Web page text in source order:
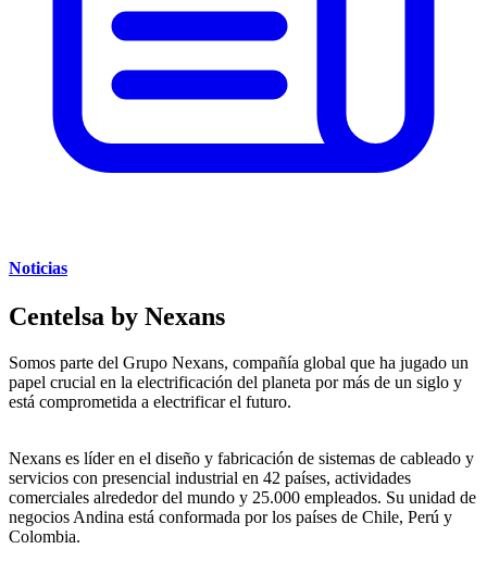
Noticias
Centelsa by Nexans
Somos parte del Grupo Nexans, compañía global que ha jugado un
papel crucial en la electrificación del planeta por más de un siglo y
está comprometida a electrificar el futuro.
Nexans es líder en el diseño y fabricación de sistemas de cableado y
servicios con presencial industrial en 42 países, actividades
comerciales alrededor del mundo y 25.000 empleados. Su unidad de
negocios Andina está conformada por los países de Chile, Perú y
Colombia.